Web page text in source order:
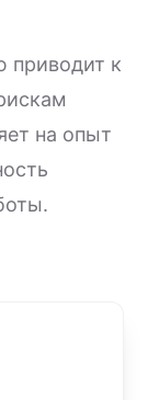
приводит к
на опыт